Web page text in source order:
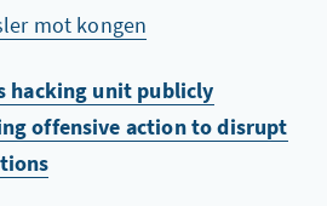
mot kongen
hacking unit publicly
offensive action to disrupt